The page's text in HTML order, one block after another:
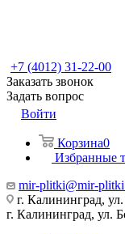
+7 (4012) 31-22-00
Заказать звонок
Задать вопрос
Войти
Корзина0
Избранные
mir-plitki@mir-
г. Калининград,
г. Калининград, ул.